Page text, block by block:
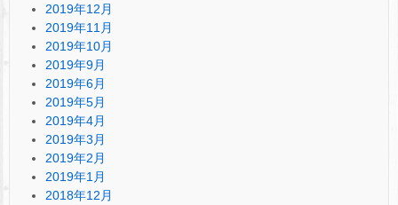
2019年12月
2019年11月
2019年10月
2019年9月
2019年6月
2019年5月
2019年4月
2019年3月
2019年2月
2019年1月
2018年12月